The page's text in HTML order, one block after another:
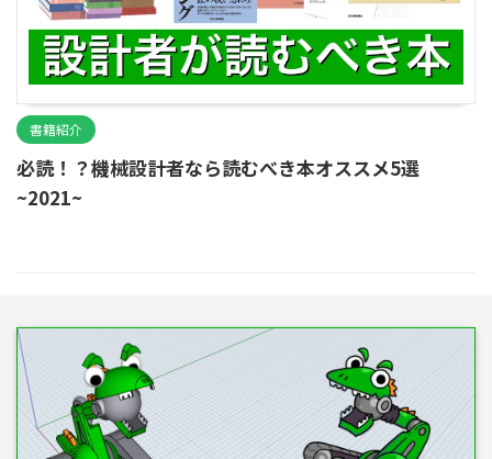
書籍紹介
必読！？機械設計者なら読むべき本オススメ5選
~2021~